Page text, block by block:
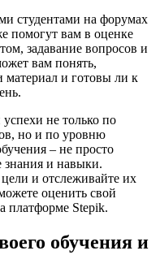
студентами на форумах
помогут вам в оценке
задавание вопросов и
вам понять,
материал и готовы ли к
не только по
но и по уровню
– не просто
знания и навыки.
и отслеживайте их
оценить свой
платформе Stepik.
обучения и